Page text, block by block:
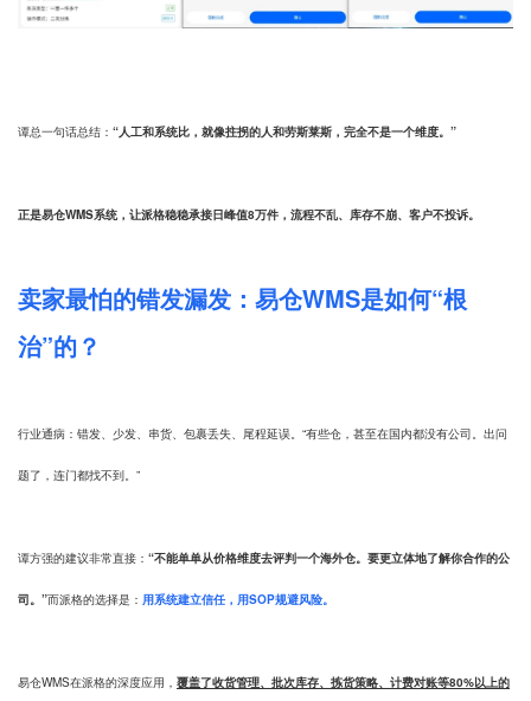
谭总一句话总结： “人工和系统比，就像拄拐的人和劳斯莱斯，完全不是一个维度。”
正是易仓WMS系统，让派格稳稳承接日峰值8万件，流程不乱、库存不崩、客户不投诉。
卖家最怕的错发漏发：易仓WMS是如何“根
治”的？
行业通病：错发、少发、串货、包裹丢失、尾程延误。“有些仓，甚至在国内都没有公司。出问
题了，连门都找不到。”
谭方强的建议非常直接： “不能单单从价格维度去评判一个海外仓。要更立体地了解你合作的公
司。”而派格的选择是： 用系统建立信任，用SOP规避风险。
易仓WMS在派格的深度应用， 覆盖了收货管理、批次库存、拣货策略、计费对账等80%以上的